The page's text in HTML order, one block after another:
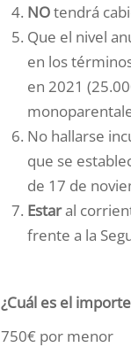
NOtendrá
Que el nivel
en los
en 2021
No hallarse
que se
de 17 de
Estaral
frente a la
¿Cuál es el
750€ por menor